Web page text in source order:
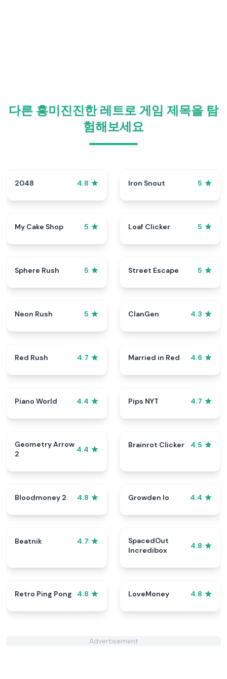
다른 흥미진진한 레트로 게임 제목을 탐
험해보세요
2048 4.8 Iron Snout 5
My Cake Shop 5 Loaf Clicker 5
Sphere Rush 5 Street Escape 5
Neon Rush 5 ClanGen 4.3
Red Rush 4.7 Married in Red 4.6
Piano World 4.4 Pips NYT 4.7
Geometry Arrow
2
4.4
Brainrot Clicker 4.5
Bloodmoney 2 4.8 Growden Io 4.4
Beatnik 4.7
SpacedOut
Incredibox
4.8
Retro Ping Pong 4.8 LoveMoney 4.8
Advertisement